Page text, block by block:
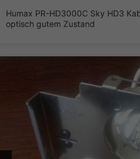
Humax PR-HD3000C Sky HD3
optisch gutem Zustand